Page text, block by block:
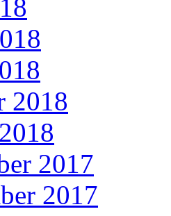
2018
2017
2017